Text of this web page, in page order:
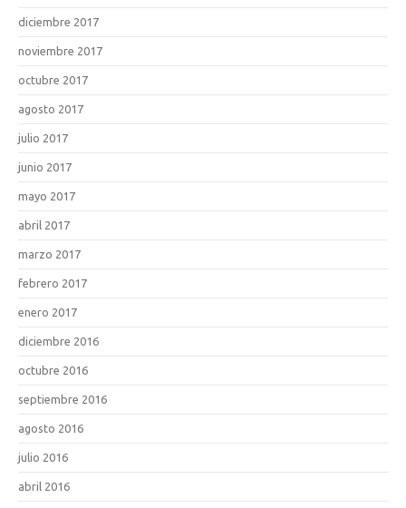
diciembre 2017
noviembre 2017
octubre 2017
agosto 2017
julio 2017
junio 2017
mayo 2017
abril 2017
marzo 2017
febrero 2017
enero 2017
diciembre 2016
octubre 2016
septiembre 2016
agosto 2016
julio 2016
abril 2016